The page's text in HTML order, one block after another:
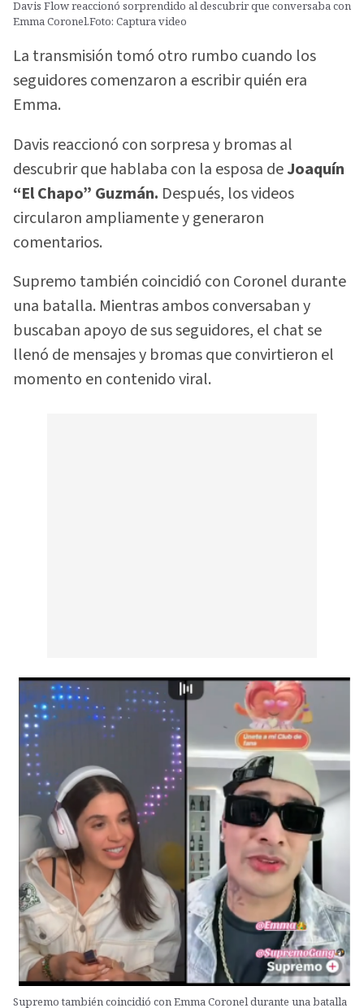
Davis Flow reaccionó sorprendido al descubrir que conversaba con
Emma Coronel.Foto: Captura video
La transmisión tomó otro rumbo cuando los
seguidores comenzaron a escribir quién era
Emma.
Davis reaccionó con sorpresa y bromas al
descubrir que hablaba con la esposa deJoaquín
“El Chapo” Guzmán. Después, los videos
circularon ampliamente y generaron
comentarios.
Supremo también coincidió con Coronel durante
una batalla. Mientras ambos conversaban y
buscaban apoyo de sus seguidores, el chat se
llenó de mensajes y bromas que convirtieron el
momento en contenido viral.
Supremo también coincidió con Emma Coronel durante una batalla